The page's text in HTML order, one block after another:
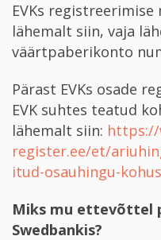
EVK­s
lähemalt siin, vaja
väärtpaberikonto
Pärast EVK­s osade
EVK suhtes teatud
lähemalt siin: https://
register.ee/et/
itud-osauhingu-
Miks mu ettevõttel
Swedbankis?